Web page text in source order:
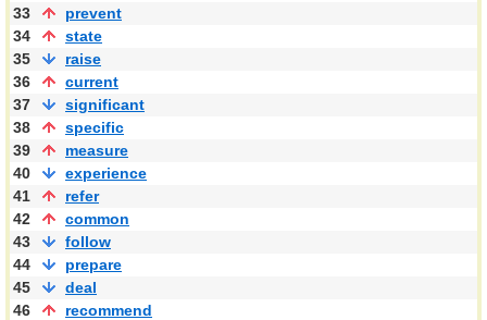
33
prevent
34
state
35
raise
36
current
37
significant
38
specific
39
measure
40
experience
41
refer
42
common
43
follow
44
prepare
45
deal
46
recommend